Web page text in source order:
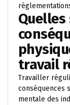
travail
Travailler
conséquences
mentale des